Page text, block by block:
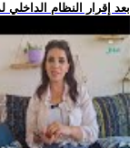
.. بعد إقرار النظام